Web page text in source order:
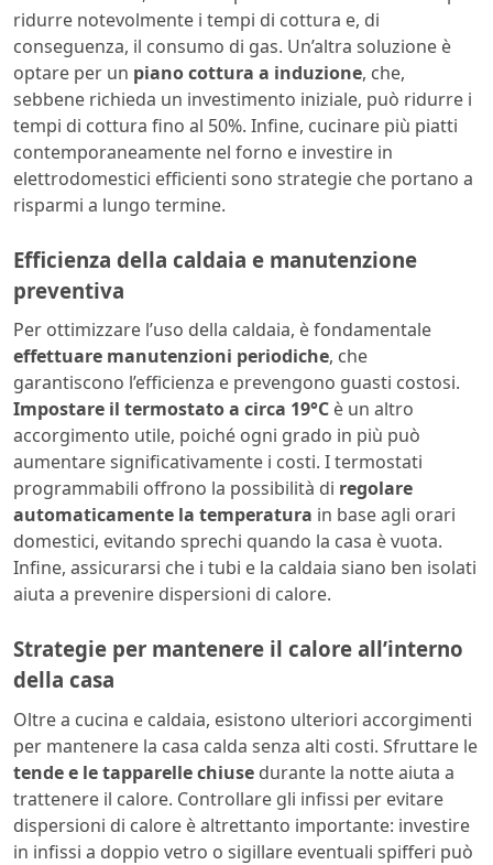
ridurre notevolmente i tempi di cottura e, di
conseguenza, il consumo di gas. Un’altra soluzione è
optare per un piano cottura a induzione, che,
sebbene richieda un investimento iniziale, può ridurre i
tempi di cottura fino al 50%. Infine, cucinare più piatti
contemporaneamente nel forno e investire in
elettrodomestici efficienti sono strategie che portano a
risparmi a lungo termine.
Efficienza della caldaia e manutenzione
preventiva
Per ottimizzare l’uso della caldaia, è fondamentale
effettuare manutenzioni periodiche, che
garantiscono l’efficienza e prevengono guasti costosi.
Impostare il termostato a circa 19°C è un altro
accorgimento utile, poiché ogni grado in più può
aumentare significativamente i costi. I termostati
programmabili offrono la possibilità di regolare
automaticamente la temperatura in base agli orari
domestici, evitando sprechi quando la casa è vuota.
Infine, assicurarsi che i tubi e la caldaia siano ben isolati
aiuta a prevenire dispersioni di calore.
Strategie per mantenere il calore all’interno
della casa
Oltre a cucina e caldaia, esistono ulteriori accorgimenti
per mantenere la casa calda senza alti costi. Sfruttare le
tende e le tapparelle chiuse durante la notte aiuta a
trattenere il calore. Controllare gli infissi per evitare
dispersioni di calore è altrettanto importante: investire
in infissi a doppio vetro o sigillare eventuali spifferi può